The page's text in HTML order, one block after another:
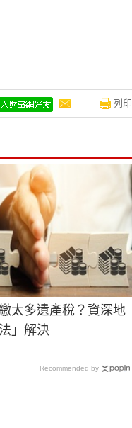
列印
太多遺產稅？資深地
」解決
Recommended by